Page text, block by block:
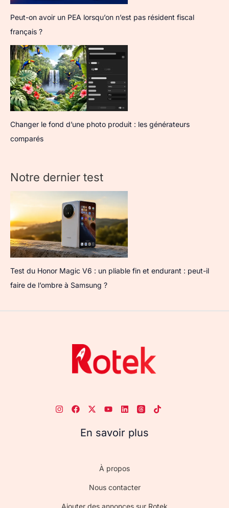
Peut-on avoir un PEA lorsqu’on n’est pas résident fiscal
français ?
Changer le fond d’une photo produit : les générateurs
comparés
Notre dernier test
Test du Honor Magic V6 : un pliable fin et endurant : peut-il
faire de l’ombre à Samsung ?
En savoir plus
À propos
Nous contacter